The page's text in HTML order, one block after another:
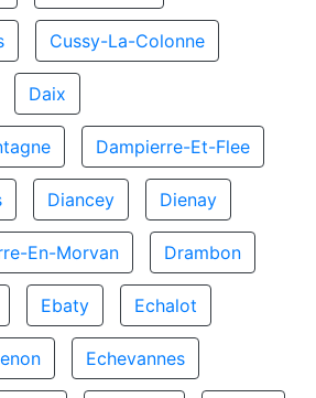
Cussy-La-Colonne
Daix
Dampierre-Et-Flee
Diancey Dienay
En-Morvan Drambon
Ebaty Echalot
Echevannes